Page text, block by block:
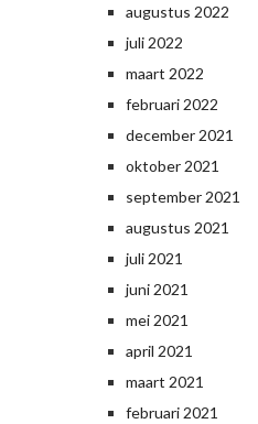
augustus 2022
juli 2022
maart 2022
februari 2022
december 2021
oktober 2021
september 2021
augustus 2021
juli 2021
juni 2021
mei 2021
april 2021
maart 2021
februari 2021